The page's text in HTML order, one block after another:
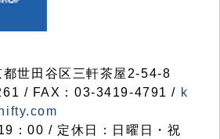
世田谷区三軒茶屋2-54-8
/ FAX：03-3419-4791 / k
：00 / 定休日：日曜日・祝